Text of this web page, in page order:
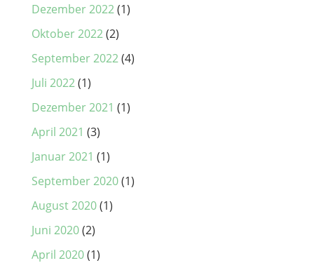
Dezember 2022(1)
Oktober 2022(2)
September 2022(4)
Juli 2022(1)
Dezember 2021 (1)
April 2021 (3)
Januar 2021 (1)
September 2020(1)
August 2020(1)
Juni 2020(2)
April 2020(1)